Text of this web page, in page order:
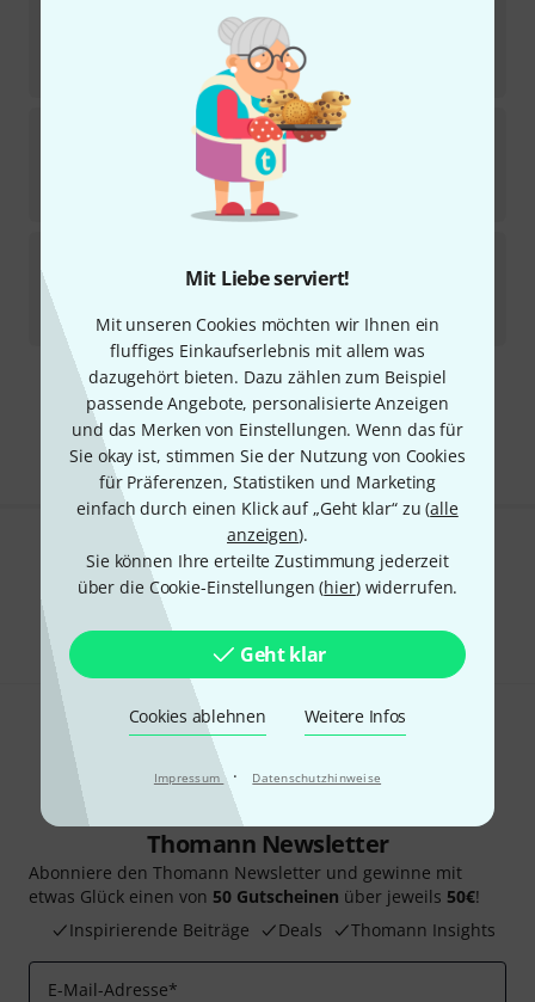
Mit Liebe serviert!
Mit unseren Cookies möchten wir Ihnen ein
fluffiges Einkaufserlebnis mit allem was
dazugehört bieten. Dazu zählen zum Beispiel
passende Angebote, personalisierte Anzeigen
und das Merken von Einstellungen. Wenn das für
Sie okay ist, stimmen Sie der Nutzung von Cookies
für Präferenzen, Statistiken und Marketing
einfach durch einen Klick auf „Geht klar“ zu (alle
anzeigen).
Sie können Ihre erteilte Zustimmung jederzeit
über die Cookie-Einstellungen (hier) widerrufen.
Geht klar
Cookies ablehnen Weitere Infos
Impressum · Datenschutzhinweise
7
Sofort lieferbar
Thumb Pick Nickel Silver 2
Sofort lieferbar
20
1,50€
Kostenloser Versand ab 29 €
Alle Preise inkl. MwSt.
Gefällt Ihnen, was Sie sehen?
Teilen
Thomann Newsletter
Abonniere den Thomann Newsletter und gewinne mit
etwas Glück einen von 50 Gutscheinen über jeweils 50€!
Inspirierende Beiträge
Deals Thomann Insights
E-Mail-Adresse*